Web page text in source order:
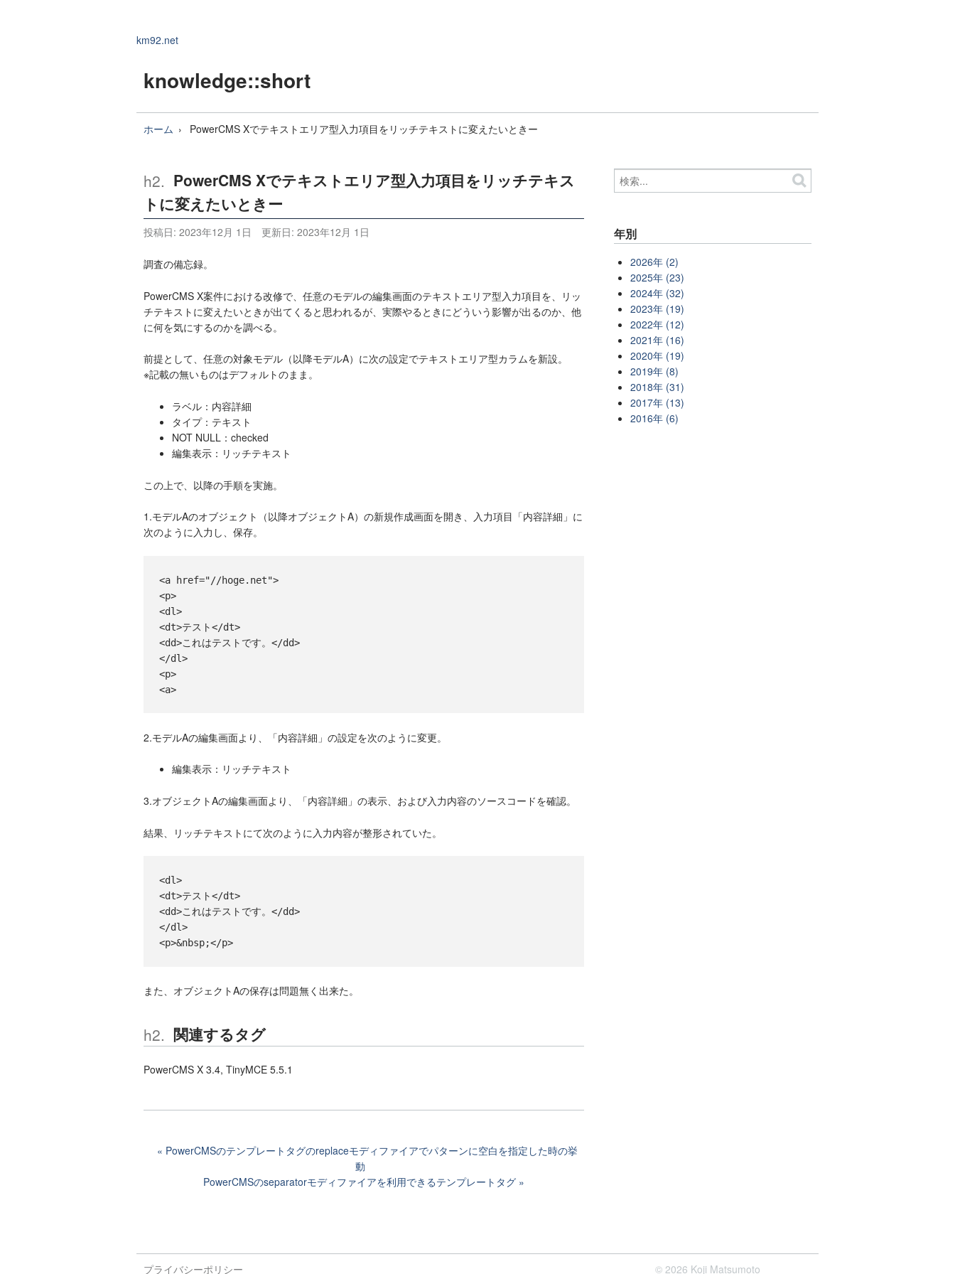
km92.net
knowledge::short
ホーム PowerCMS Xでテキストエリア型入力項目をリッチテキストに変えたいときー
PowerCMS Xでテキストエリア型入力項目をリッチテキス
トに変えたいときー
投稿日: 2023年12月 1日 更新日: 2023年12月 1日
調査の備忘録。
PowerCMS X案件における改修で、任意のモデルの編集画面のテキストエリア型入力項目を、リッ
チテキストに変えたいときが出てくると思われるが、実際やるときにどういう影響が出るのか、他
に何を気にするのかを調べる。
前提として、任意の対象モデル（以降モデルA）に次の設定でテキストエリア型カラムを新設。
※記載の無いものはデフォルトのまま。
ラベル：内容詳細
タイプ：テキスト
NOT NULL：checked
編集表示：リッチテキスト
この上で、以降の手順を実施。
1.モデルAのオブジェクト（以降オブジェクトA）の新規作成画面を開き、入力項目「内容詳細」に
次のように入力し、保存。
<a href="//hoge.net">
<p>
<dl>
<dt>テスト</dt>
<dd>これはテストです。</dd>
</dl>
<p>
<a>
2.モデルAの編集画面より、「内容詳細」の設定を次のように変更。
編集表示：リッチテキスト
3.オブジェクトAの編集画面より、「内容詳細」の表示、および入力内容のソースコードを確認。
結果、リッチテキストにて次のように入力内容が整形されていた。
<dl>
<dt>テスト</dt>
<dd>これはテストです。</dd>
</dl>
<p>&nbsp;</p>
また、オブジェクトAの保存は問題無く出来た。
関連するタグ
PowerCMS X 3.4, TinyMCE 5.5.1
PowerCMSのテンプレートタグのreplaceモディファイアでパターンに空白を指定した時の挙
動
PowerCMSのseparatorモディファイアを利用できるテンプレートタグ
年別
2026年 (2)
2025年 (23)
2024年 (32)
2023年 (19)
2022年 (12)
2021年 (16)
2020年 (19)
2019年 (8)
2018年 (31)
2017年 (13)
2016年 (6)
プライバシーポリシー © 2026 Koji Matsumoto